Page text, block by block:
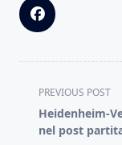
<span
class="nav-
subtitle
PREVIOUS POST
Heidenheim-
nel post